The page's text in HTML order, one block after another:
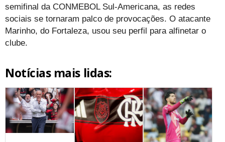
semifinal da CONMEBOL Sul-Americana, as redes
sociais se tornaram palco de provocações. O atacante
Marinho, do Fortaleza, usou seu perfil para alfinetar o
clube.
Notícias mais lidas: